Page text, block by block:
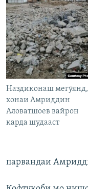
Наздиконаш мегӯянд,
хонаи Амриддин
Аловатшоев вайрон
карда шудааст
парвандаи